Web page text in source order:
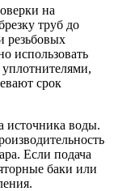
на
труб до
резьбовых
использовать
срок
источника воды.
Если подача
баки или